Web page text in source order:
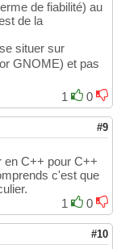
de fiabilité) au
de la
situer sur
GNOME) et pas
1
0
#9
en C++ pour C++
c'est que
1
0
#10